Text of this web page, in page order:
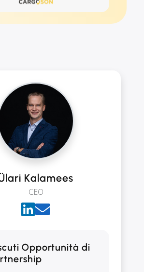
Kalamees
CEO
Opportunità di